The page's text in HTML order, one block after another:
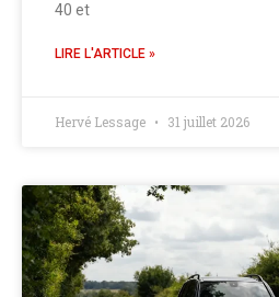
40 et
LIRE L'ARTICLE »
Hervé Lessage 31 juillet 2026